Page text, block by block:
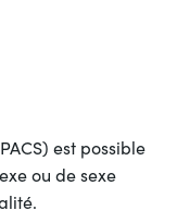
est possible
ou de sexe